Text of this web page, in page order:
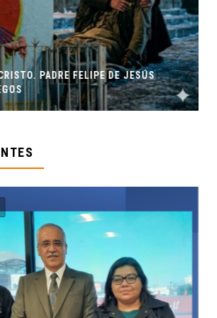
ORIGEN Y PROPÓSITO DE CASA INDI